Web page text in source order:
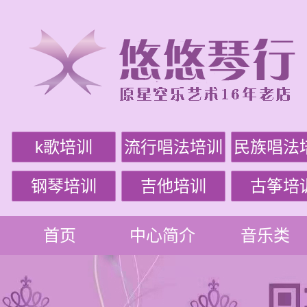
k歌培训 流行唱法培训 民族唱法
钢琴培训 吉他培训 古筝培
首页 中心简介 音乐类